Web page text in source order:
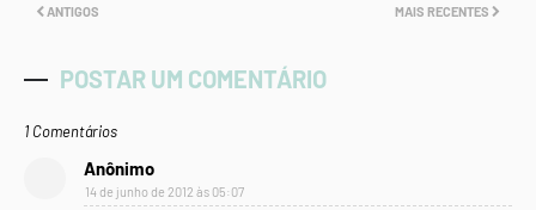
MAIS RECENTES
ANTIGOS
POSTAR UM COMENTÁRIO
1 Comentários
Anônimo
14 de junho de 2012 às 05:07